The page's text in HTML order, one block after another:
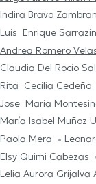
Indira Bravo
Luis Enrique
Andrea Romero
Claudia Del Rocío
Rita Cecilia Cedeño
Jose Maria
María Isabel Muñoz
Paola Mera
Elsy Quimi Cabezas
Lelia Aurora Grijalva